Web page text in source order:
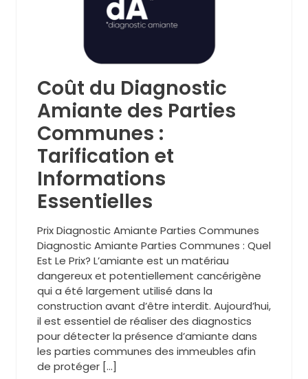
Coût du Diagnostic
Amiante des Parties
Communes :
Tarification et
Informations
Essentielles
Prix Diagnostic Amiante Parties Communes
Diagnostic Amiante Parties Communes : Quel
Est Le Prix? L’amiante est un matériau
dangereux et potentiellement cancérigène
qui a été largement utilisé dans la
construction avant d’être interdit. Aujourd’hui,
il est essentiel de réaliser des diagnostics
pour détecter la présence d’amiante dans
les parties communes des immeubles afin
de protéger […]